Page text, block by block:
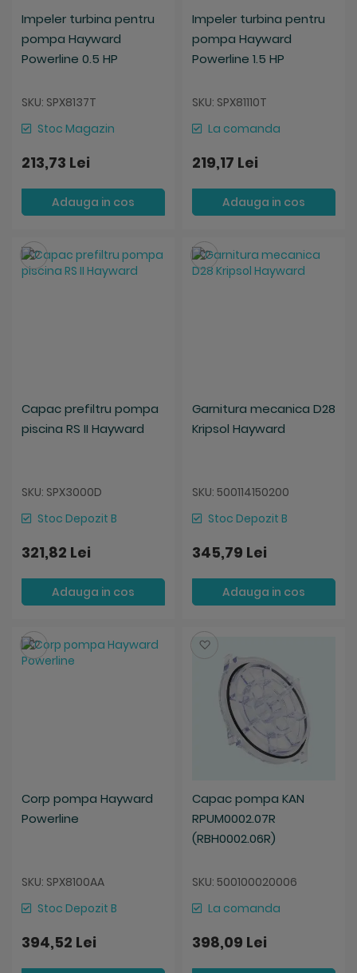
Impeler turbina pentru
pompa Hayward
Powerline 0.5 HP
SKU: SPX8137T
Stoc Magazin
213,73 Lei
Adauga in cos
Impeler turbina pentru
pompa Hayward
Powerline 1.5 HP
SKU: SPX81110T
La comanda
219,17 Lei
Adauga in cos
Capac prefiltru pompa
piscina RS II Hayward
SKU: SPX3000D
Stoc Depozit B
321,82 Lei
Adauga in cos
Salveaza
Garnitura mecanica D28
Kripsol Hayward
SKU: 500114150200
Stoc Depozit B
345,79 Lei
Adauga in cos
Salveaza
Corp pompa Hayward
Powerline
SKU: SPX8100AA
Stoc Depozit B
394,52 Lei
Salveaza
Capac pompa KAN
RPUM0002.07R
(RBH0002.06R)
SKU: 500100020006
La comanda
398,09 Lei